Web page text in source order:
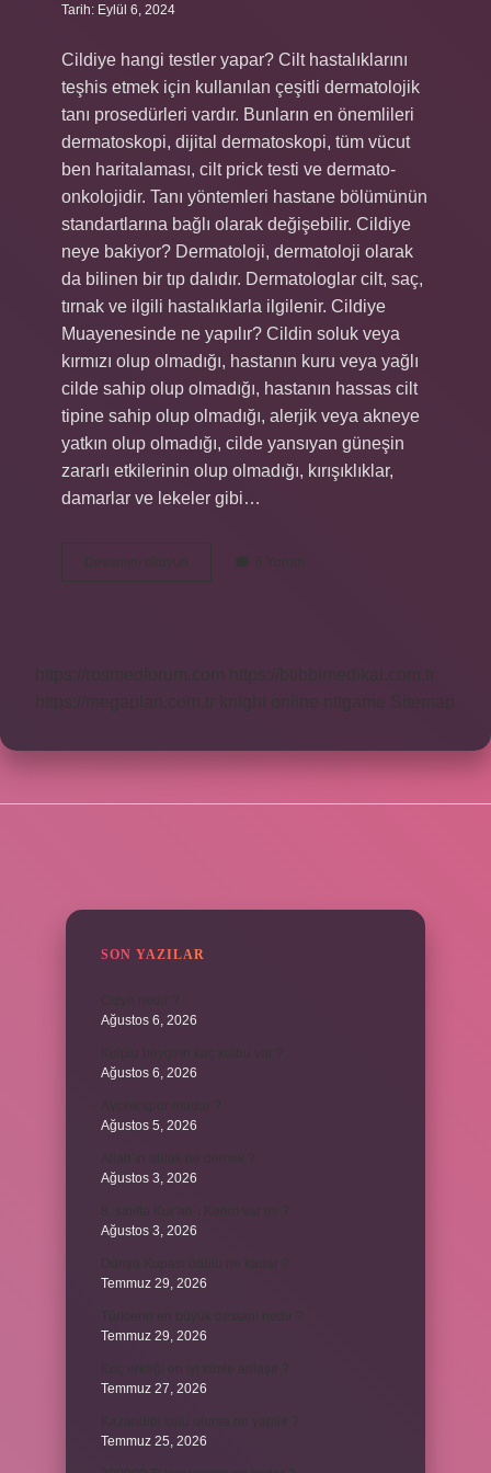
Tarih: Eylül 6, 2024
Cildiye hangi testler yapar? Cilt hastalıklarını
teşhis etmek için kullanılan çeşitli dermatolojik
tanı prosedürleri vardır. Bunların en önemlileri
dermatoskopi, dijital dermatoskopi, tüm vücut
ben haritalaması, cilt prick testi ve dermato-
onkolojidir. Tanı yöntemleri hastane bölümünün
standartlarına bağlı olarak değişebilir. Cildiye
neye bakiyor? Dermatoloji, dermatoloji olarak
da bilinen bir tıp dalıdır. Dermatologlar cilt, saç,
tırnak ve ilgili hastalıklarla ilgilenir. Cildiye
Muayenesinde ne yapılır? Cildin soluk veya
kırmızı olup olmadığı, hastanın kuru veya yağlı
cilde sahip olup olmadığı, hastanın hassas cilt
tipine sahip olup olmadığı, alerjik veya akneye
yatkın olup olmadığı, cilde yansıyan güneşin
zararlı etkilerinin olup olmadığı, kırışıklıklar,
damarlar ve lekeler gibi…
Devamını okuyun
Muayenesinde
6 Yorum
https://rosmedforum.com
https://btibbimedikal.com.tr
https://megaplan.com.tr knight online nttgame Sitemap
SON YAZILAR
Ağustos 6, 2026
Ağustos 6, 2026
Ağustos 5, 2026
Ağustos 3, 2026
Ağustos 3, 2026
Temmuz 29, 2026
Temmuz 29, 2026
Temmuz 27, 2026
Temmuz 25, 2026